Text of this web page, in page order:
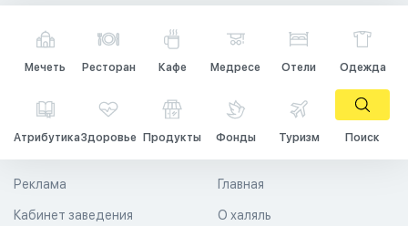
Мечеть Ресторан Кафе Медресе Отели Одежда
АтрибутикаЗдоровье Продукты Фонды Туризм Поиск
Главная
О халяль
Реклама
Кабинет заведения